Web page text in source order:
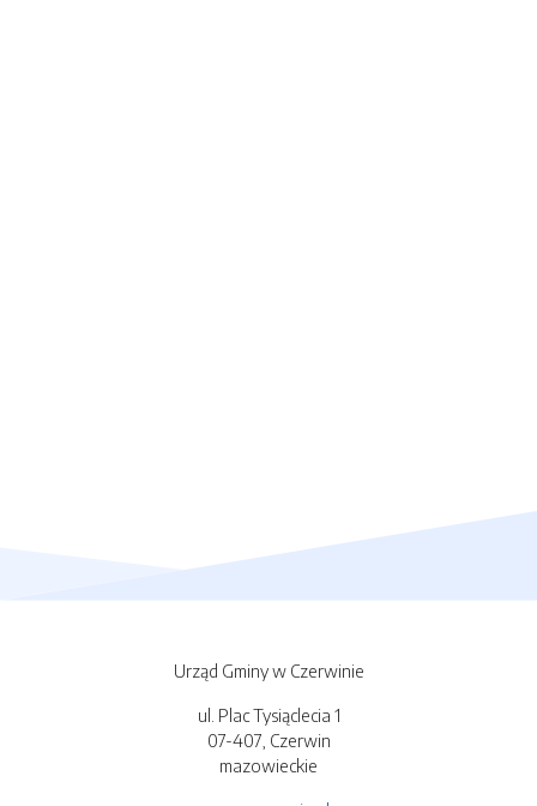
Urząd Gminy w Czerwinie
ul. Plac Tysiąclecia 1
07-407, Czerwin
mazowieckie